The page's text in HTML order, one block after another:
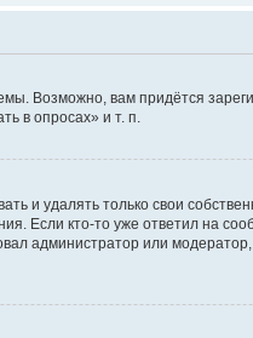
Возможно, вам придётся
в опросах» и т. п.
и удалять только свои
Если кто-то уже ответил на
администратор или